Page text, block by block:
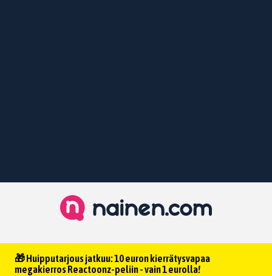
🎁 Huipputarjous jatkuu: 10 euron kierrätysvapaa
megakierros Reactoonz-peliin - vain 1 eurolla!